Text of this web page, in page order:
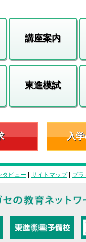
講座案内
東進模試
入
タビュー | サイトマップ| プ